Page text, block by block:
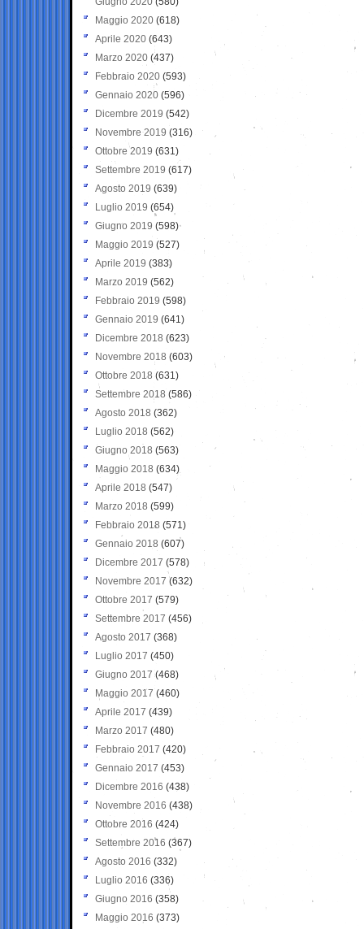
Maggio 2020 (618)
Aprile 2020 (643)
Marzo 2020 (437)
Febbraio 2020 (593)
Gennaio 2020 (596)
Dicembre 2019 (542)
Novembre 2019 (316)
Ottobre 2019 (631)
Settembre 2019 (617)
Agosto 2019 (639)
Luglio 2019 (654)
Giugno 2019 (598)
Maggio 2019 (527)
Aprile 2019 (383)
Marzo 2019 (562)
Febbraio 2019 (598)
Gennaio 2019 (641)
Dicembre 2018 (623)
Novembre 2018 (603)
Ottobre 2018 (631)
Settembre 2018 (586)
Agosto 2018 (362)
Luglio 2018 (562)
Giugno 2018 (563)
Maggio 2018 (634)
Aprile 2018 (547)
Marzo 2018 (599)
Febbraio 2018 (571)
Gennaio 2018 (607)
Dicembre 2017 (578)
Novembre 2017 (632)
Ottobre 2017 (579)
Settembre 2017 (456)
Agosto 2017 (368)
Luglio 2017 (450)
Giugno 2017 (468)
Maggio 2017 (460)
Aprile 2017 (439)
Marzo 2017 (480)
Febbraio 2017 (420)
Gennaio 2017 (453)
Dicembre 2016 (438)
Novembre 2016 (438)
Ottobre 2016 (424)
Settembre 2016 (367)
Agosto 2016 (332)
Luglio 2016 (336)
Giugno 2016 (358)
Maggio 2016 (373)